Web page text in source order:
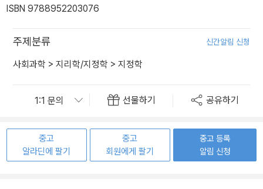
ISBN 9788952203076
주제분류 신간알림 신청
사회과학 > 지리학/지정학 > 지정학
선물하기 공유하기
중고
알라딘에 팔기
중고
회원에게 팔기
중고 등록
알림 신청